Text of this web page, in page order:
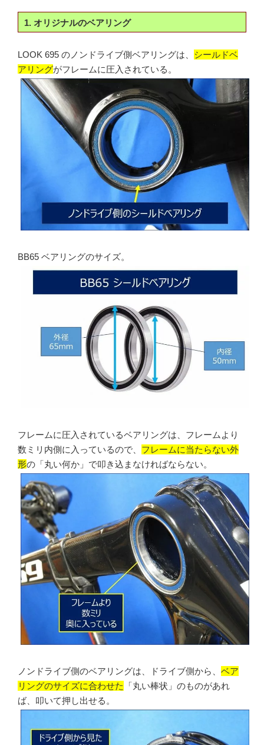
1. オリジナルのベアリング
LOOK 695 のノンドライブ側ベアリングは、 シールドベ
アリングがフレームに圧入されている。
BB65 ベアリングのサイズ。
フレームに圧入されているベアリングは、フレームより
数ミリ内側に入っているので、 フレームに当たらない外
形の「丸い何か」で叩き込まなければならない。
ノンドライブ側のベアリングは、ドライブ側から、 ベア
リングのサイズに合わせた
「丸い棒状」のものがあれ
ば、叩いて押し出せる。